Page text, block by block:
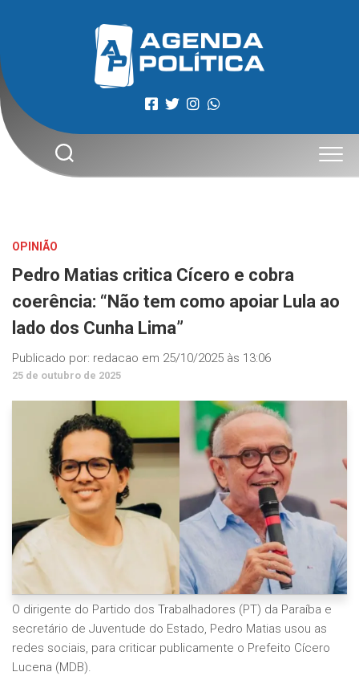
OPINIÃO
Pedro Matias critica Cícero e cobra
coerência: “Não tem como apoiar Lula ao
lado dos Cunha Lima”
Publicado por: redacao em 25/10/2025 às 13:06
25 de outubro de 2025
O dirigente do Partido dos Trabalhadores (PT) da Paraíba e
secretário de Juventude do Estado, Pedro Matias usou as
redes sociais, para criticar publicamente o Prefeito Cícero
Lucena (MDB).